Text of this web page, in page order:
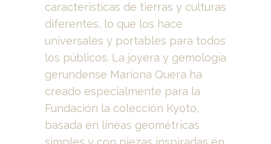
características de tierras y culturas
diferentes, lo que los hace
universales y portables para todos
los públicos. La joyera y gemología
gerundense Mariona Quera ha
creado especialmente para la
Fundación la colección Kyoto,
basada en líneas geométricas